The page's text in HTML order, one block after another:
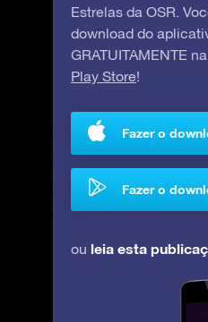
Estrelas da OSR.
download do
GRATUITAMENTE na
Play Store!
Fazer o
Fazer o
ou leia esta